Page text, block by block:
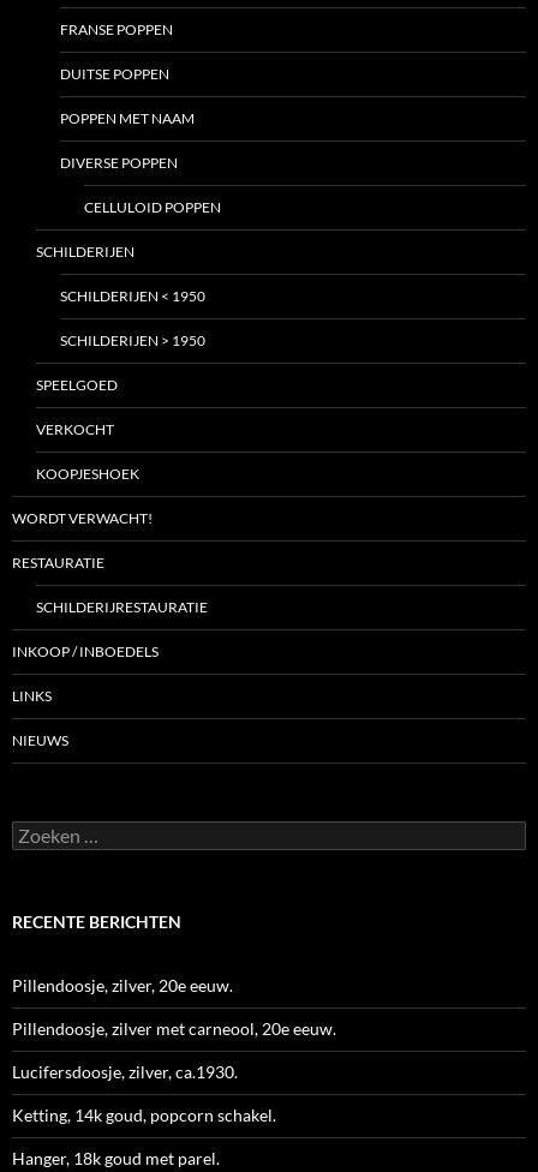
FRANSE POPPEN
DUITSE POPPEN
POPPEN MET NAAM
DIVERSE POPPEN
CELLULOID POPPEN
SCHILDERIJEN
SCHILDERIJEN < 1950
SCHILDERIJEN > 1950
SPEELGOED
VERKOCHT
KOOPJESHOEK
WORDT VERWACHT!
RESTAURATIE
SCHILDERIJRESTAURATIE
INKOOP / INBOEDELS
LINKS
NIEUWS
Zoeken
naar:
RECENTE BERICHTEN
Pillendoosje, zilver, 20e eeuw.
Pillendoosje, zilver met carneool, 20e eeuw.
Lucifersdoosje, zilver, ca.1930.
Ketting, 14k goud, popcorn schakel.
Hanger, 18k goud met parel.